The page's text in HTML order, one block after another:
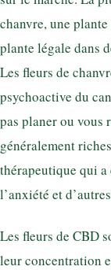
chanvre, une
plante légale dans
Les fleurs de
psychoactive du
pas planer ou vous
généralement
thérapeutique qui
l’anxiété et
Les fleurs de CBD
leur concentration